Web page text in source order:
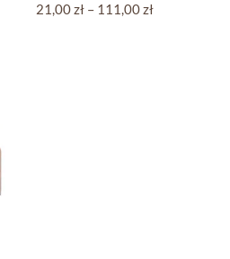
21,00zł – 111,00zł